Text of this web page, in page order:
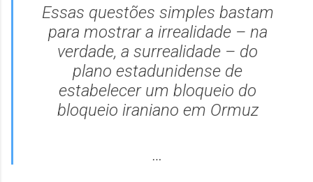
Essas questões simples bastam
para mostrar a irrealidade – na
verdade, a surrealidade – do
plano estadunidense de
estabelecer um bloqueio do
bloqueio iraniano em Ormuz
…